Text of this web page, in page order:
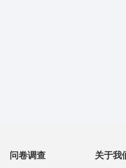
问卷调查 关于我